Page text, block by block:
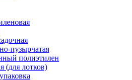
пузырчатая
полиэтилен
(для лотков)